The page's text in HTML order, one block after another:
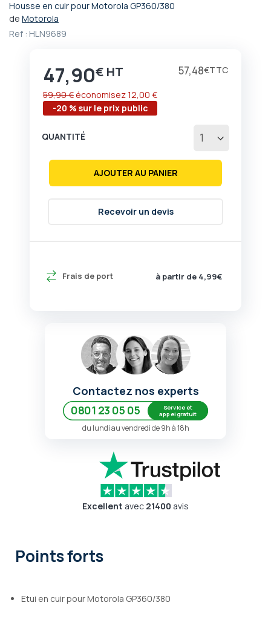
Housse en cuir pour Motorola GP360/380
de Motorola
Ref : HLN9689
Prix
47,90€ 57,48€
-20 % sur le prix public
59,90 € économisez12,00 €
Frais de port à partir de 4,99€
QUANTITÉ
AJOUTER AU PANIER
Recevoir un devis
Passer
au
début
Contactez nos experts
0801 23 05 05
Service et
appel gratuit
du lundi au vendredi de 9h à 18h
Excellent avec 21400 avis
Points forts
Etui en cuir pour Motorola GP360/380